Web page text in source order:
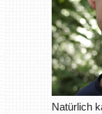
Natürlich